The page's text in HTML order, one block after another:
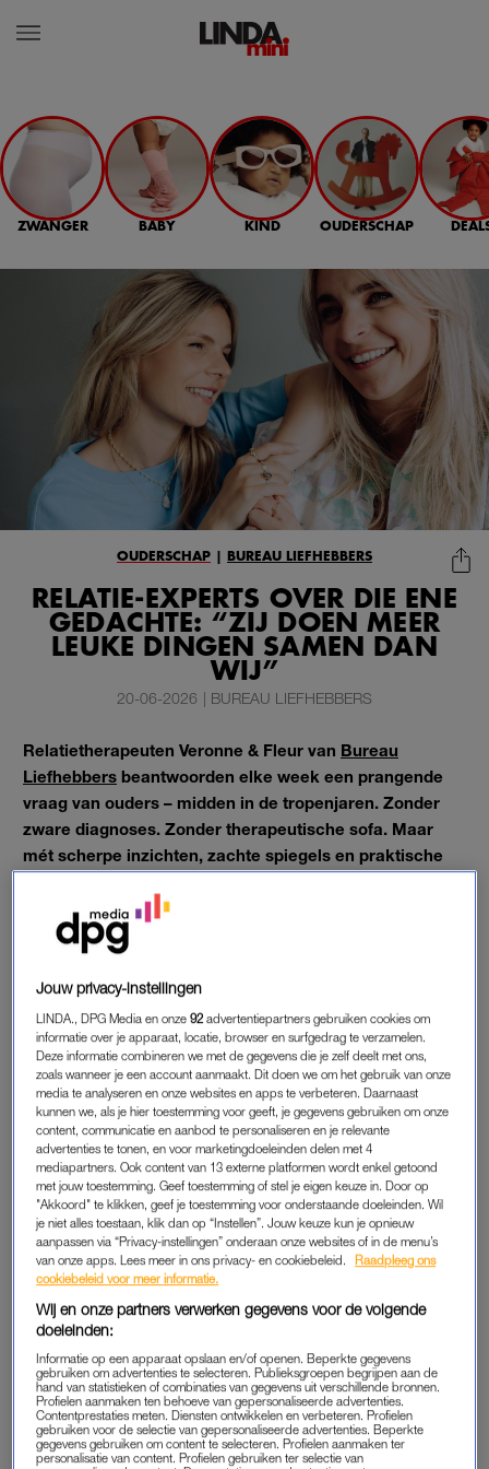
ZWANGER BABY KIND OUDERSCHAP
RELATIE-EXPERTS OVER DIE ENE
GEDACHTE: “ZIJ DOEN MEER
LEUKE DINGEN SAMEN DAN
WIJ”
OUDERSCHAP BUREAU LIEFHEBBERS
20-06-2026 | BUREAU LIEFHEBBERS
Relatietherapeuten Veronne & Fleur van Bureau
Liefhebbers beantwoorden elke week een prangende
vraag van ouders – midden in de tropenjaren. Zonder
zware diagnoses. Zonder therapeutische sofa. Maar
mét scherpe inzichten, zachte spiegels en praktische
Want een relatie hoeft niet stuk te zijn om aandacht te
Soms is het genoeg om even stil te staan. Te luisteren. Te
lachen om jezelf.
En je te herinneren waarom jullie ooit voor elkaar kozen.
DE INGESTUURDE VRAAG
Onze weken zien er allemaal hetzelfde uit. Opstaan, werk,
kinderen, eten, bank, slapen. Soms heb ik het gevoel dat
andere stellen veel meer leuke dingen doen dan wij. Dat wij
een beetje achterblijven. Dat voelt stom en ik ben benieuwd of
jullie advies hebben.
Dít is misschien wel het beste
partner eens net als je kind'
LEES OOK
Jouw privacy-instellingen
LINDA., DPG Media en onze92 advertentiepartners gebruiken cookies om
informatie over je apparaat, locatie, browser en surfgedrag te verzamelen.
Deze informatie combineren we met de gegevens die je zelf deelt met ons,
zoals wanneer je een account aanmaakt. Dit doen we om het gebruik van onze
media te analyseren en onze websites en apps te verbeteren. Daarnaast
kunnen we, als je hier toestemming voor geeft, je gegevens gebruiken om onze
content, communicatie en aanbod te personaliseren en je relevante
advertenties te tonen, en voor marketingdoeleinden delen met 4
mediapartners. Ook content van 13 externe platformen wordt enkel getoond
met jouw toestemming. Geef toestemming of stel je eigen keuze in. Door op
"Akkoord" te klikken, geef je toestemming voor onderstaande doeleinden. Wil
je niet alles toestaan, klik dan op “Instellen”. Jouw keuze kun je opnieuw
aanpassen via “Privacy-instellingen” onderaan onze websites of in de menu’s
van onze apps. Lees meer in ons privacy- en cookiebeleid.
Raadpleeg ons
cookiebeleid voor meer informatie.
Wij en onze partners verwerken gegevens voor de volgende
doeleinden:
Informatie op een apparaat opslaan en/of openen. Beperkte gegevens
gebruiken om advertenties te selecteren. Publieksgroepen begrijpen aan de
hand van statistieken of combinaties van gegevens uit verschillende bronnen.
Profielen aanmaken ten behoeve van gepersonaliseerde advertenties.
Contentprestaties meten. Diensten ontwikkelen en verbeteren. Profielen
gebruiken voor de selectie van gepersonaliseerde advertenties. Beperkte
gegevens gebruiken om content te selecteren. Profielen aanmaken ter
personalisatie van content. Profielen gebruiken ter selectie van